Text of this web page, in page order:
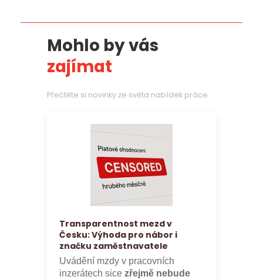
Mohlo by vás
zajímat
Přečtěte si novinky ze světa nabídek práce
Transparentnost mezd v
Česku: Výhoda pro nábor i
značku zaměstnavatele
Uvádění mzdy v pracovních
inzerátech sice zřejmě nebude